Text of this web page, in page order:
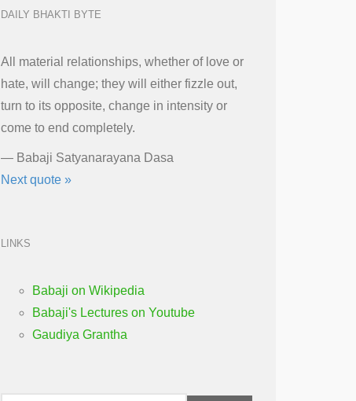
DAILY BHAKTI BYTE
All material relationships, whether of love or
hate, will change; they will either fizzle out,
turn to its opposite, change in intensity or
come to end completely.
— Babaji Satyanarayana Dasa
Next quote »
LINKS
Babaji on Wikipedia
Babaji's Lectures on Youtube
Gaudiya Grantha